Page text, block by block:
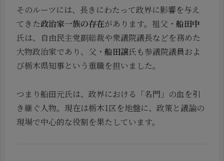
そのルーツには、長きにわたって政界に影響を与え
てきた政治家一族の存在があります。祖父・ 船田中
氏は、自由民主党副総裁や衆議院議長などを務めた
大物政治家であり、父・ 船田譲氏も参議院議員およ
び栃木県知事という重職を担いました。
つまり船田元氏は、政界における「名門」の血を引
き継ぐ人物。現在は栃木1区を地盤に、政策と議論の
現場で中心的な役割を果たしています。